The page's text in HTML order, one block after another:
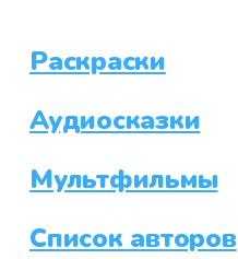
Раскраски
Аудиосказки
Мультфильмы
Список авторов